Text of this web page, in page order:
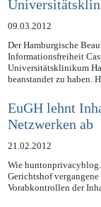
09.03.2012
Der Hamburgische
Informationsfreiheit
Universitätsklinikum
EuGH lehnt
Netzwerken ab
21.02.2012
Wie
Gerichtshof